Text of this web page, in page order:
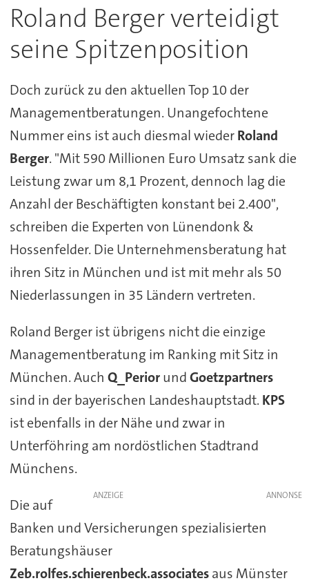
Roland Berger verteidigt
seine Spitzenposition
Doch zurück zu den aktuellen Top 10 der
Managementberatungen. Unangefochtene
Nummer eins ist auch diesmal wiederRoland
Berger. "Mit 590 Millionen Euro Umsatz sank die
Leistung zwar um 8,1 Prozent, dennoch lag die
Anzahl der Beschäftigten konstant bei 2.400",
schreiben die Experten von Lünendonk &
Hossenfelder. Die Unternehmensberatung hat
ihren Sitz in München und ist mit mehr als 50
Niederlassungen in 35 Ländern vertreten.
Roland Berger ist übrigens nicht die einzige
Managementberatung im Ranking mit Sitz in
München. Auch Q_PeriorundGoetzpartners
sind in der bayerischen Landeshauptstadt. KPS
ist ebenfalls in der Nähe und zwar in
Unterföhring am nordöstlichen Stadtrand
Münchens.
ANZEIGE
Die auf
Banken und Versicherungen spezialisierten
Beratungshäuser
Zeb.rolfes.schierenbeck.associatesaus Münster